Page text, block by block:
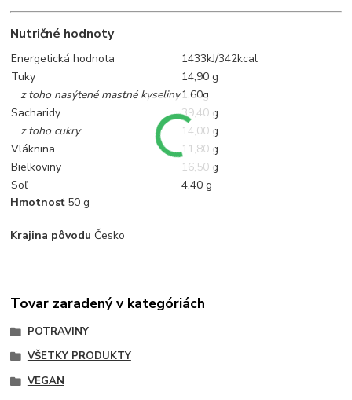
Nutričné ​​hodnoty
Energetická hodnota
1433kJ/342kcal
Tuky
14,90 g
z toho nasýtené mastné kyseliny1,60g
Sacharidy
39,40 g
z toho cukry
14,00 g
Vláknina
11,80 g
Bielkoviny
16,50 g
Soľ
4,40 g
Hmotnosť50 g
Krajina pôvodu Česko
Tovar zaradený v kategóriách
POTRAVINY
VŠETKY PRODUKTY
VEGAN